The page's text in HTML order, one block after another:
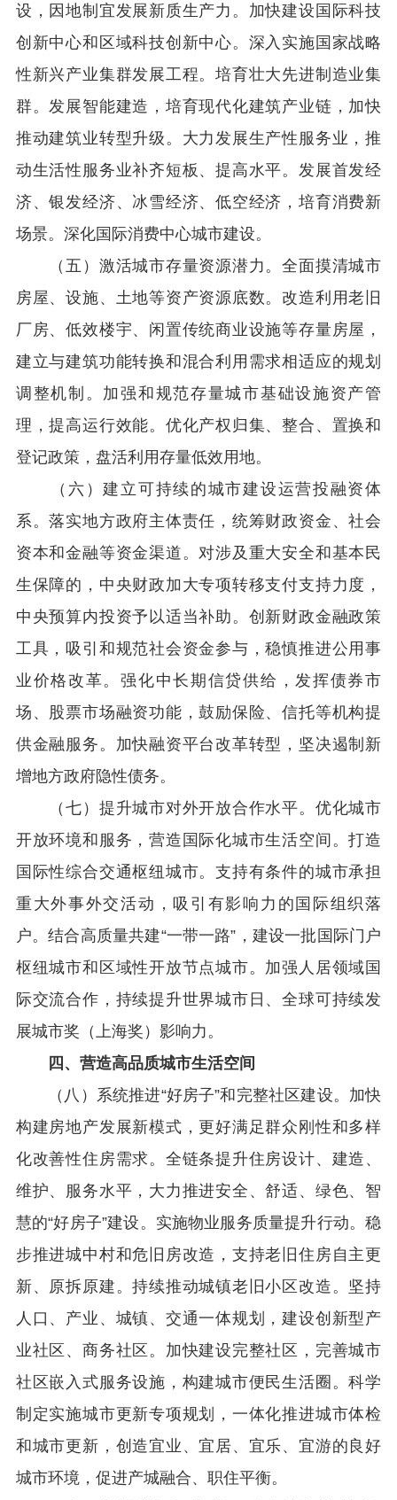
设，因地制宜发展新质生产力。加快建设国际科技
创新中心和区域科技创新中心。深入实施国家战略
性新兴产业集群发展工程。培育壮大先进制造业集
群。发展智能建造，培育现代化建筑产业链，加快
推动建筑业转型升级。大力发展生产性服务业，推
动生活性服务业补齐短板、提高水平。发展首发经
济、银发经济、冰雪经济、低空经济，培育消费新
场景。深化国际消费中心城市建设。
（五）激活城市存量资源潜力。全面摸清城市
房屋、设施、土地等资产资源底数。改造利用老旧
厂房、低效楼宇、闲置传统商业设施等存量房屋，
建立与建筑功能转换和混合利用需求相适应的规划
调整机制。加强和规范存量城市基础设施资产管
理，提高运行效能。优化产权归集、整合、置换和
登记政策，盘活利用存量低效用地。
（六）建立可持续的城市建设运营投融资体
系。落实地方政府主体责任，统筹财政资金、社会
资本和金融等资金渠道。对涉及重大安全和基本民
生保障的，中央财政加大专项转移支付支持力度，
中央预算内投资予以适当补助。创新财政金融政策
工具，吸引和规范社会资金参与，稳慎推进公用事
业价格改革。强化中长期信贷供给，发挥债券市
场、股票市场融资功能，鼓励保险、信托等机构提
供金融服务。加快融资平台改革转型，坚决遏制新
增地方政府隐性债务。
（七）提升城市对外开放合作水平。优化城市
开放环境和服务，营造国际化城市生活空间。打造
国际性综合交通枢纽城市。支持有条件的城市承担
重大外事外交活动，吸引有影响力的国际组织落
户。结合高质量共建“一带一路”，建设一批国际门户
枢纽城市和区域性开放节点城市。加强人居领域国
际交流合作，持续提升世界城市日、全球可持续发
展城市奖（上海奖）影响力。
四、营造高品质城市生活空间
（八）系统推进“好房子”和完整社区建设。加快
构建房地产发展新模式，更好满足群众刚性和多样
化改善性住房需求。全链条提升住房设计、建造、
维护、服务水平，大力推进安全、舒适、绿色、智
慧的“好房子”建设。实施物业服务质量提升行动。稳
步推进城中村和危旧房改造，支持老旧住房自主更
新、原拆原建。持续推动城镇老旧小区改造。坚持
人口、产业、城镇、交通一体规划，建设创新型产
业社区、商务社区。加快建设完整社区，完善城市
社区嵌入式服务设施，构建城市便民生活圈。科学
制定实施城市更新专项规划，一体化推进城市体检
和城市更新，创造宜业、宜居、宜乐、宜游的良好
城市环境，促进产城融合、职住平衡。